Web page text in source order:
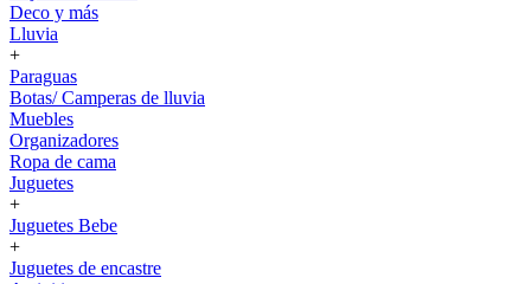
Deco y más
Lluvia
+
Paraguas
Botas/ Camperas de lluvia
Muebles
Organizadores
Ropa de cama
Juguetes
+
Juguetes Bebe
+
Juguetes de encastre